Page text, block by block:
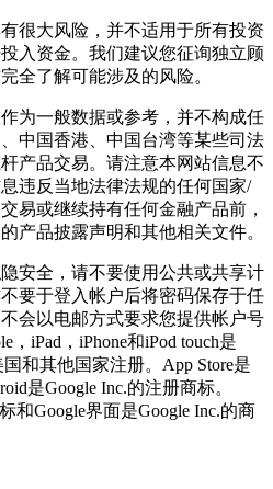
很大风险，并不适用于所有投资
入资金。我们建议您征询独立顾
全了解可能涉及的风险。
为一般数据或参考，并不构成任
中国香港、中国台湾等某些司法
产品交易。请注意本网站信息不
违反当地法律法规的任何国家/
易或继续持有任何金融产品前，
产品披露声明和其他相关文件。
安全，请不要使用公共或共享计
要于登入帐户后将密码保存于任
会以电邮方式要求您提供帐户号
iPad，iPhone和iPod touch是
和其他国家注册。App Store是
是Google Inc.的注册商标。
和Google界面是Google Inc.的商